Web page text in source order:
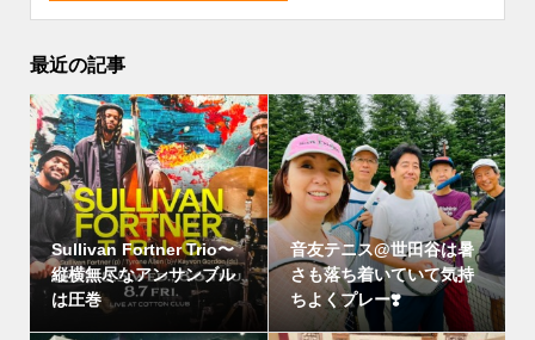
最近の記事
Sullivan Fortner Trio〜
縦横無尽なアンサンブル
は圧巻
音友テニス@世田谷は暑
さも落ち着いていて気持
ちよくプレー❣️